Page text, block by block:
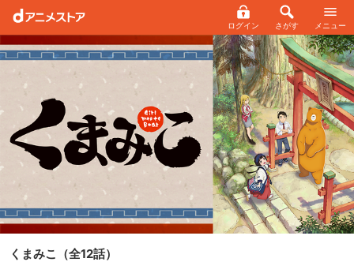
ログイン さがす メニュー
くまみこ （全12話）